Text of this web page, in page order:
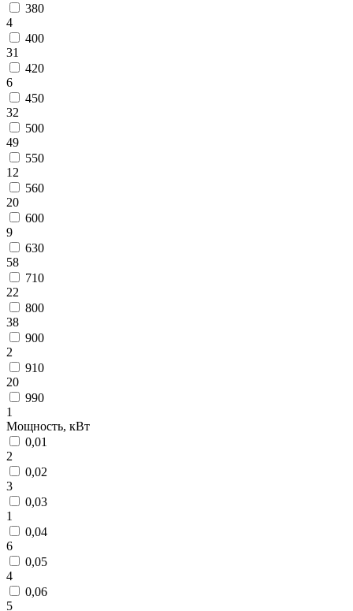
380
4
400
31
420
6
450
32
500
49
550
12
560
20
600
9
630
58
710
22
800
38
900
2
910
20
990
1
Мощность, кВт
0,01
2
0,02
3
0,03
1
0,04
6
0,05
4
0,06
5